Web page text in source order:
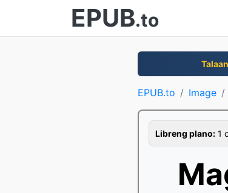
EPUB.to
EPUB.to Image
Libreng plano: 1